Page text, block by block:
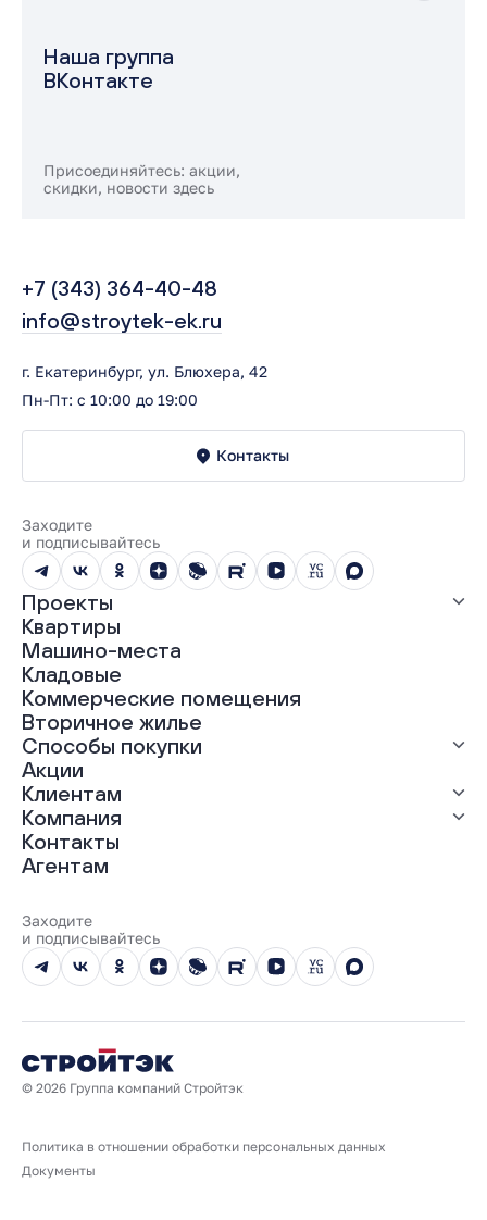
Наша группа
ВКонтакте
Присоединяйтесь: акции,
скидки, новости здесь
+7 (343) 364-40-48
info@stroytek-ek.ru
г. Екатеринбург, ул. Блюхера, 42
Пн-Пт: с 10:00 до 19:00
Контакты
Заходите
и подписывайтесь
Проекты
Все проекты
ЖК «Абрикос»
ЖК «Гравитация»
ЖК «Грин Гарден»
ЖК «Динамика»
ЖК «Мохито»
ЖК «Современник»
ЖК «Янтарная долина»
Квартиры
Машино-места
Кладовые
Коммерческие помещения
Вторичное жилье
Способы покупки
Выгодная ипотека
Рассрочка
Материнский капитал
Трейд-ин
100% оплата
Акции
Клиентам
Ход строительства
Документы
Выдача ключей
Компания
О нас
Карьера
Реализованные проекты
Вопросы и ответы
Новости
Юбилейный год
Контакты
Агентам
Заходите
и подписывайтесь
© 2026 Группа компаний Стройтэк
Политика в отношении обработки персональных данных
Документы